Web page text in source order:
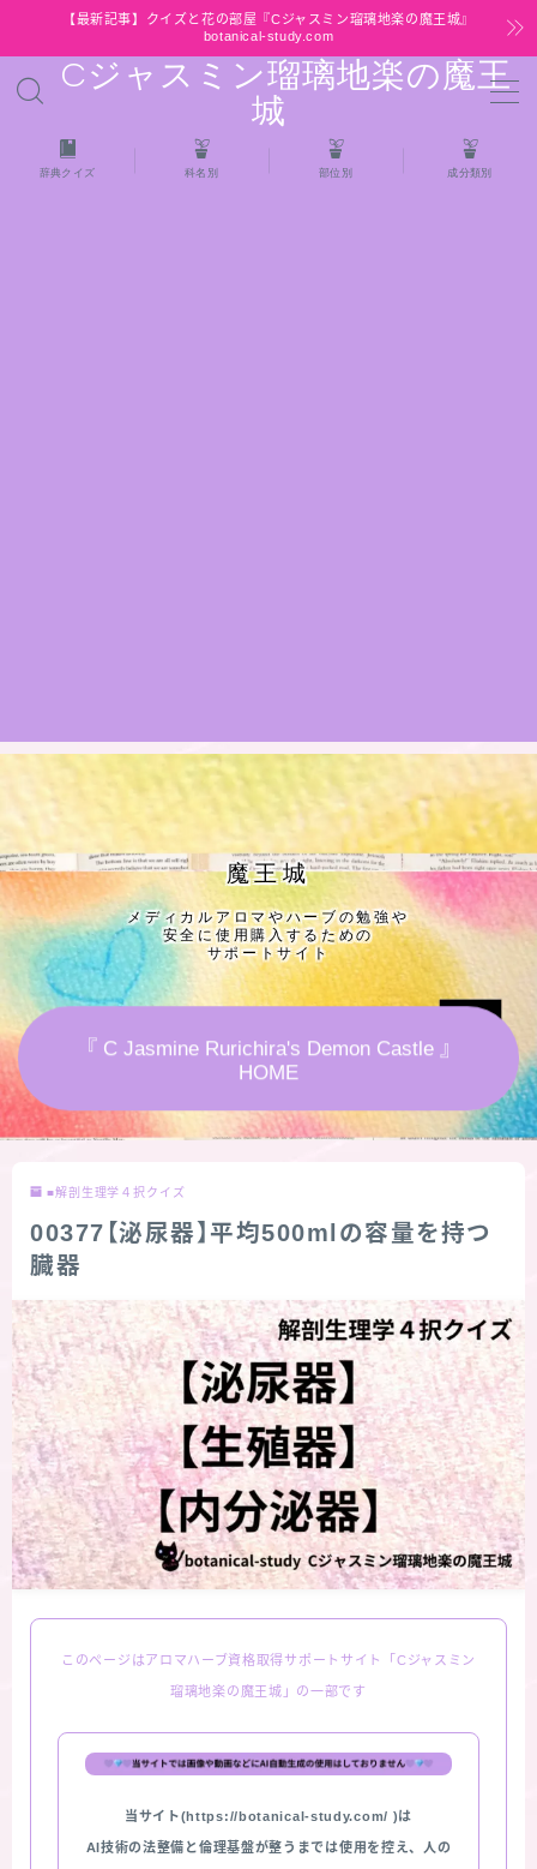
【最新記事】クイズと花の部屋『Cジャスミン瑠璃地楽の魔王城』
botanical-study.com
Cジャスミン瑠璃地楽の魔王
城
MENU
HOME
公式ウェブサイト『Botanical Study』
Cジャスミン瑠璃地楽の主な活動先リンク集
プロフィール
アロマハーブアンケート
おすすめ商品＆レビュー
★スペシャルアロマハーブ４択クイズ (kindle出
お問い合わせ
サイトマップ
辞典クイズ 科名別 部位別 成分類別
魔王城
メディカルアロマやハーブの勉強や
安全に使用購入するための
サポートサイト
『 C Jasmine Rurichira's Demon Castle 』
HOME
■解剖生理学４択クイズ
00377【泌尿器】平均500mlの容量を持つ
臓器
このページはアロマハーブ資格取得サポートサイト「Cジャスミン
瑠璃地楽の魔王城」の一部です
当サイト(https://botanical-study.com/ )は
AI技術の法整備と倫理基盤が整うまでは使用を控え、人の